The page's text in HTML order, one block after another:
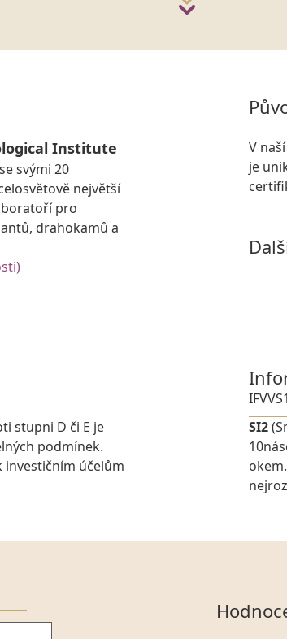
Institute
svými 20
největší
pro
drahokamů a
V
je
stupni D či E je
podmínek.
investičním účelům
IFVVS1
SI2